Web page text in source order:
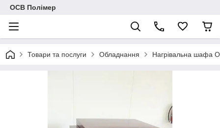
ОСВ Полімер
Товари та послуги Обладнання Нагрівальна шафа